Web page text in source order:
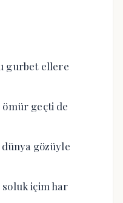
gurbet ellere
geçti de
gözüyle
soluk içim har